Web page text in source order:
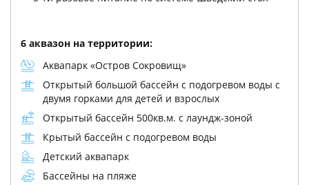
6 аквазон на территории:
Аквапарк «Остров Сокровищ»
Открытый большой бассейн с подогревом воды с
двумя горками для детей и взрослых
Открытый бассейн 500кв.м. с лаундж-зоной
Крытый бассейн с подогревом воды
Детский аквапарк
Бассейны на пляже